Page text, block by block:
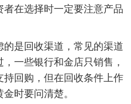
在选择时一定要注意产品
是回收渠道，常见的渠道
一些银行和金店只销售，
回购，但在回收条件上作
时要问清楚。